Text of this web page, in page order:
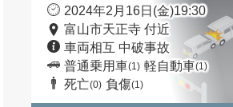
2024年2月16日(金)19:30
富山市天正寺 付近
車両相互 中破事故
普通乗用車(1) 軽自動車(1)
死亡(0) 負傷(1)